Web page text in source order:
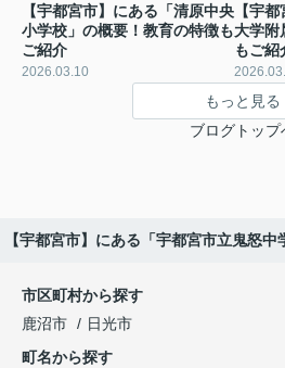
【宇都宮市】にある「清原中央
小学校」の概要！教育の特徴も
ご紹介
2026.03.10
【宇
大学附
もご紹
もっと見る
ブログトップ
【宇都宮市】にある「宇都宮市立鬼怒
市区町村から探す
鹿沼市
日光市
町名から探す